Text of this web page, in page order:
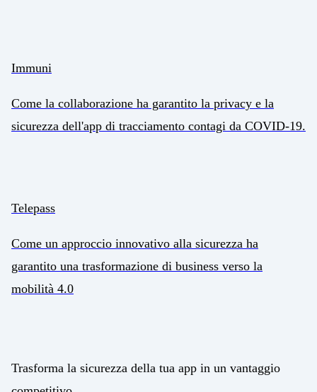
Immuni
Come la collaborazione ha garantito la privacy e la
sicurezza dell'app di tracciamento contagi da COVID-19.
Telepass
Come un approccio innovativo alla sicurezza ha
garantito una trasformazione di business verso la
mobilità 4.0
Trasforma la sicurezza della tua app in un vantaggio